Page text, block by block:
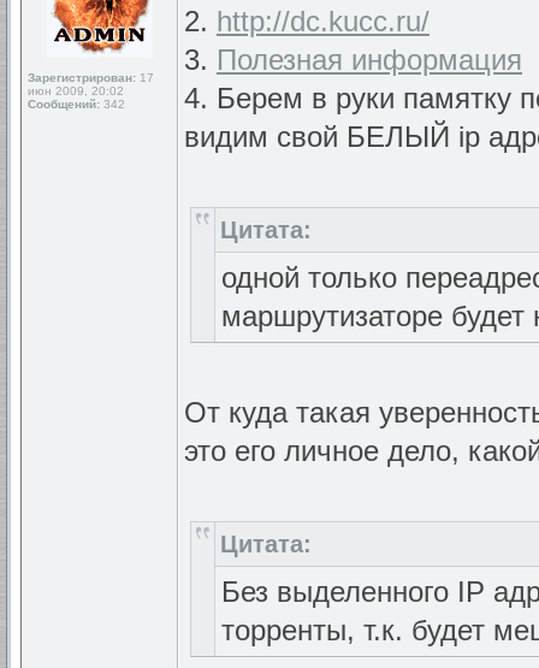
Зарегистрирован: 17
июн 2009, 20:02
Сообщений: 342
2. http://dc.kucc.ru/
3. Полезная информация
4. Берем в руки памятку
видим свой БЕЛЫЙ ip
Цитата:
одной только
маршрутизаторе будет
От куда такая
это его личное дело,
Цитата:
Без выделенного IP
торренты, т.к. будет